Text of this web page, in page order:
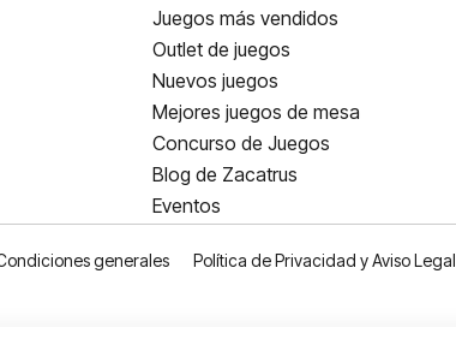
Juegos más vendidos
Outlet de juegos
Nuevos juegos
Mejores juegos de mesa
Concurso de Juegos
Blog de Zacatrus
Eventos
generales Política de Privacidad y Aviso Legal